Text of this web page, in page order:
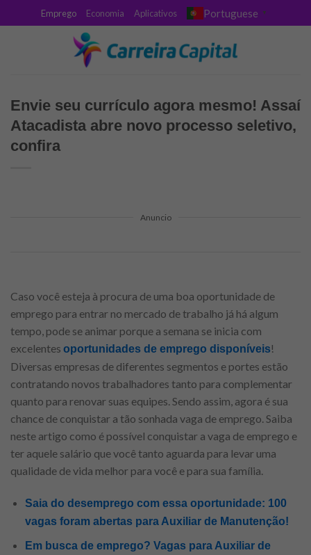
to
Emprego Economia Aplicativos Portuguese ▼
Envie seu currículo agora mesmo! Assaí
Atacadista abre novo processo seletivo,
confira
Anuncio
Caso você esteja à procura de uma boa oportunidade de
emprego para entrar no mercado de trabalho já há algum
tempo, pode se animar porque a semana se inicia com
excelentes oportunidades de emprego disponíveis!
Diversas empresas de diferentes segmentos e portes estão
contratando novos trabalhadores tanto para complementar
quanto para renovar suas equipes. Sendo assim, agora é sua
chance de conquistar a tão sonhada vaga de emprego. Saiba
neste artigo como é possível conquistar a vaga de emprego e
ter aquele salário que você tanto aguarda para levar uma
qualidade de vida melhor para você e para sua família.
Saia do desemprego com essa oportunidade: 100
vagas foram abertas para Auxiliar de Manutenção!
Em busca de emprego? Vagas para Auxiliar de